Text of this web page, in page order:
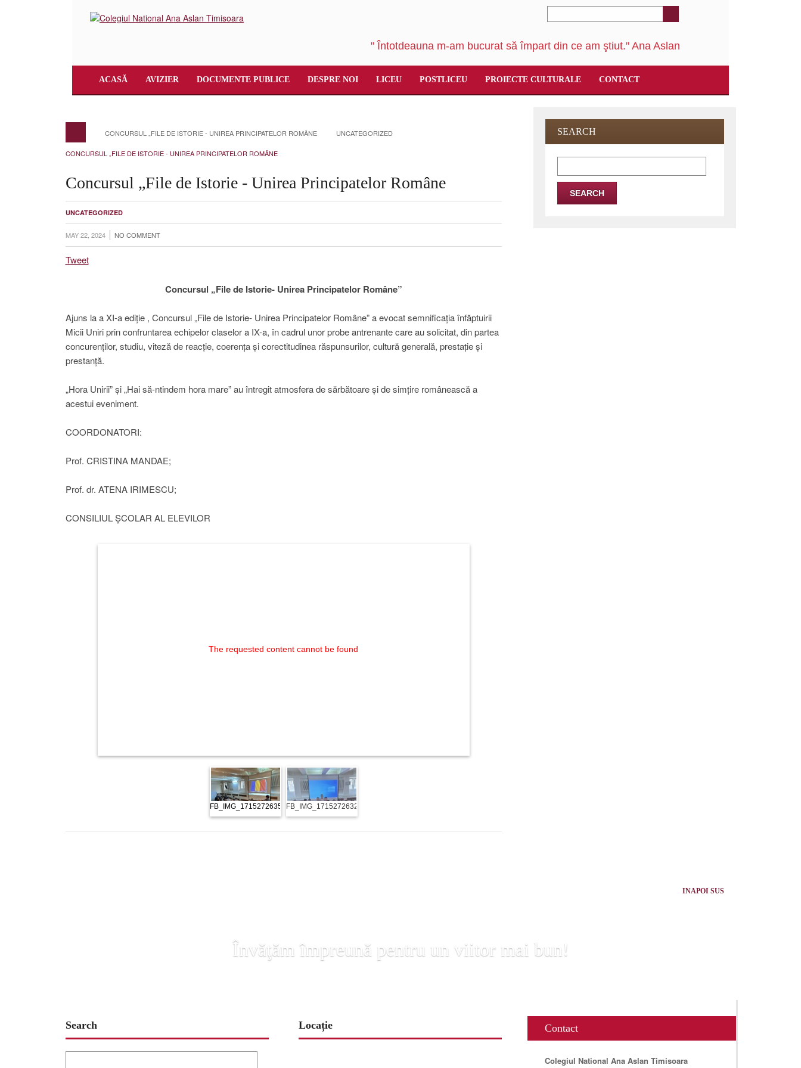
" Întotdeauna m-am bucurat să împart din ce am ştiut." Ana Aslan
ACASĂ AVIZIER DOCUMENTE PUBLICE DESPRE NOI LICEU POSTLICEU PROIECTE CULTURALE CONTACT
CONCURSUL „FILE DE ISTORIE - UNIREA PRINCIPATELOR ROMÂNE UNCATEGORIZED
CONCURSUL „FILE DE ISTORIE - UNIREA PRINCIPATELOR ROMÂNE
Concursul „File de Istorie - Unirea Principatelor Române
UNCATEGORIZED
MAY 22, 2024 NO COMMENT
Tweet
Concursul „File de Istorie- Unirea Principatelor Române”
Ajuns la a XI-a ediție , Concursul „File de Istorie- Unirea Principatelor Române” a evocat semnificația înfăptuirii
Micii Uniri prin confruntarea echipelor claselor a IX-a, în cadrul unor probe antrenante care au solicitat, din partea
concurenților, studiu, viteză de reacție, coerența și corectitudinea răspunsurilor, cultură generală, prestație și
prestanță.
„Hora Unirii” și „Hai să-ntindem hora mare” au întregit atmosfera de sărbătoare și de simțire românească a
acestui eveniment.
COORDONATORI:
Prof. CRISTINA MANDAE;
Prof. dr. ATENA IRIMESCU;
CONSILIUL ȘCOLAR AL ELEVILOR
The requested content cannot be found
FB_IMG_1715272635655FB_IMG_1715272632105
SEARCH
for:
INAPOI SUS
Învăţăm împreună pentru un viitor mai bun!
Search Locație Contact
Colegiul National Ana Aslan Timisoara